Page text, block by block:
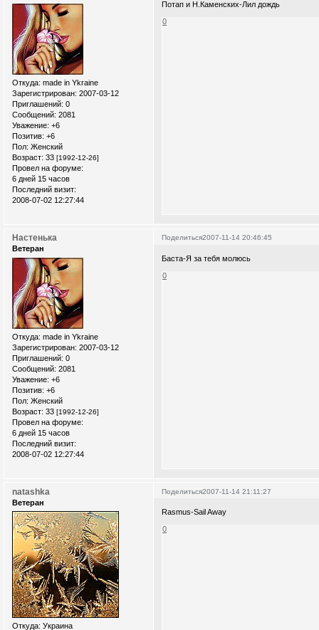
Откуда: made in Ykraine
Зарегистрирован: 2007-03-12
Приглашений: 0
Сообщений: 2081
Уважение: +6
Позитив: +6
Пол: Женский
Возраст: 33 [1992-12-26]
Провел на форуме:
6 дней 15 часов
Последний визит:
2008-07-02 12:27:44
Потап и Н.Каменских-Лил дождь
0
Поделиться2007-11-14 20:46:45
Настенька
Ветеран
Откуда: made in Ykraine
Зарегистрирован: 2007-03-12
Приглашений: 0
Сообщений: 2081
Уважение: +6
Позитив: +6
Пол: Женский
Возраст: 33 [1992-12-26]
Провел на форуме:
6 дней 15 часов
Последний визит:
2008-07-02 12:27:44
Баста-Я за тебя молюсь
0
Поделиться2007-11-14 21:11:27
natashka
Ветеран
Откуда: Украина
Rasmus-Sail Away
0